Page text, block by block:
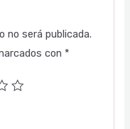
no será publicada.
con *